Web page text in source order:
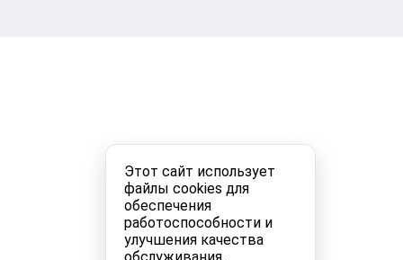
Этот сайт использует
файлы cookies для
обеспечения
работоспособности и
улучшения качества